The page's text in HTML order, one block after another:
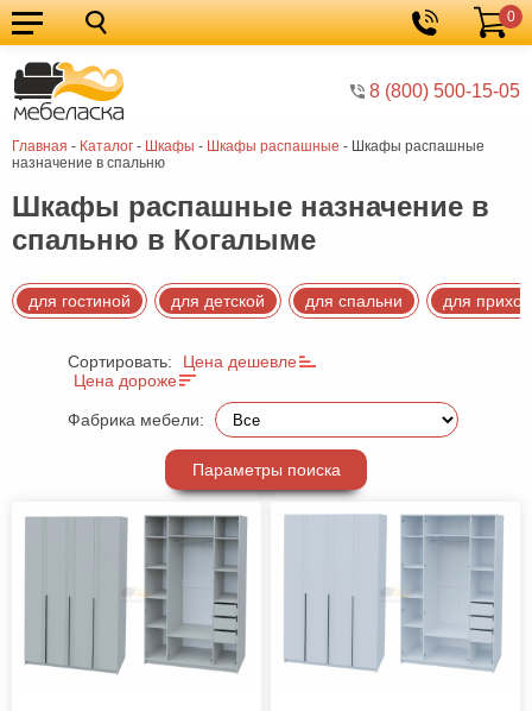
8 (800) 500-15-05
Корзина
0
Главная - Каталог - Шкафы - Шкафы распашные - Шкафы распашные
назначение в спальню
Кухонные
гарнитуры
Мебель
для
кухни
Мебель
для
спальни
Кровати
Шкафы
Диваны
Мягкая
мебель
Детская
мебель
Мебель
компьютер
для
Мебель
Шкафы распашные назначение в
спальню в Когалыме
для гостиной для детской для спальни для
Сортировать:
Цена дешевле
Цена дороже
Фабрика мебели:
Параметры поиска